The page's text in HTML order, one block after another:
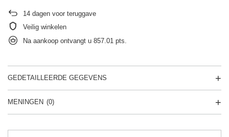
14 dagen voor teruggave
Veilig winkelen
Na aankoop ontvangt u 857.01 pts.
GEDETAILLEERDE GEGEVENS
MENINGEN (0)